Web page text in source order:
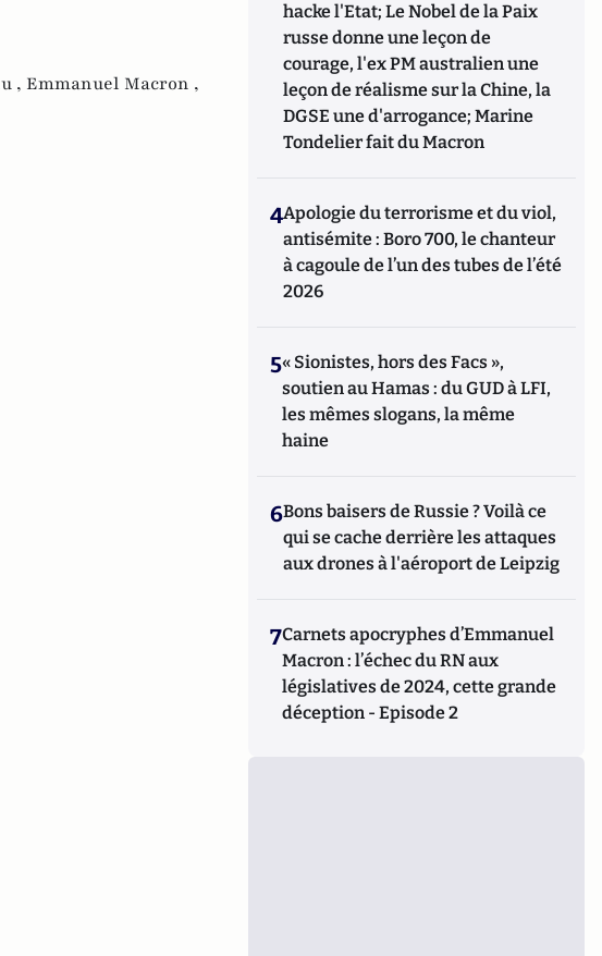
, Emmanuel Macron ,
hacke l'Etat; Le Nobel de la Paix
russe donne une leçon de
courage, l'ex PM australien une
leçon de réalisme sur la Chine, la
DGSE une d'arrogance; Marine
Tondelier fait du Macron
4Apologie du terrorisme et du viol,
antisémite : Boro 700, le chanteur
à cagoule de l’un des tubes de l’été
2026
5« Sionistes, hors des Facs »,
soutien au Hamas : du GUD à LFI,
les mêmes slogans, la même
haine
6Bons baisers de Russie ? Voilà ce
qui se cache derrière les attaques
aux drones à l'aéroport de Leipzig
7Carnets apocryphes d’Emmanuel
Macron : l’échec du RN aux
législatives de 2024, cette grande
déception - Episode 2